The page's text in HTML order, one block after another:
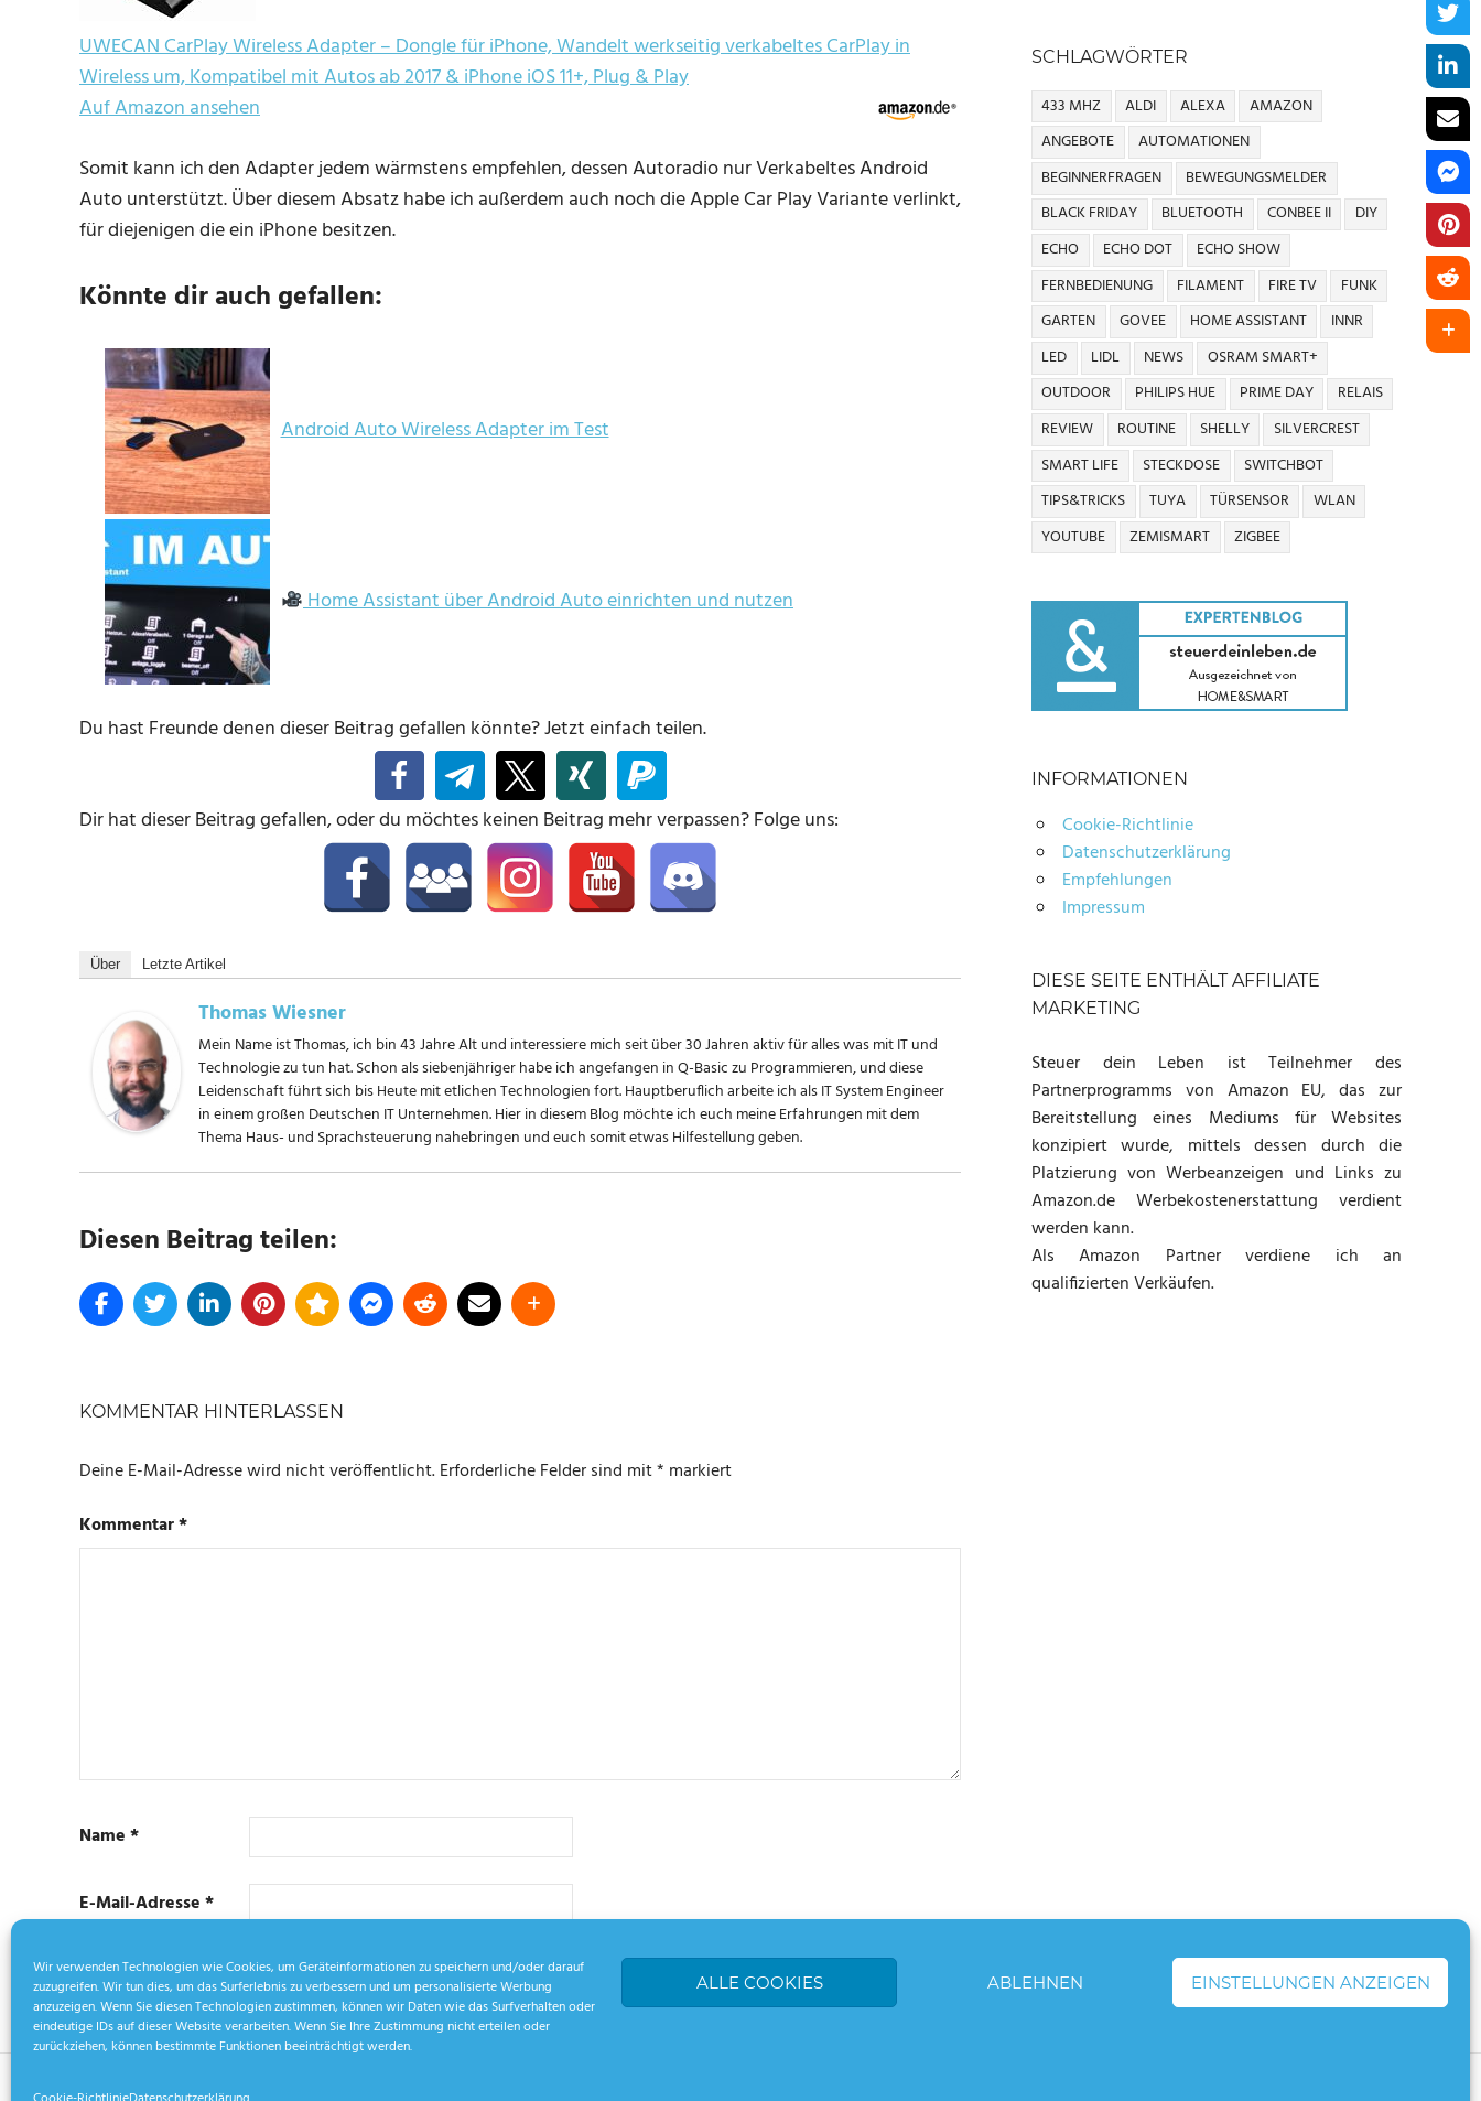
Wir verwenden Technologien wie Cookies, um Geräteinformationen zu speichern und/oder darauf
zuzugreifen. Wir tun dies, um das Surferlebnis zu verbessern und um personalisierte Werbung
anzuzeigen. Wenn Sie diesen Technologien zustimmen, können wir Daten wie das Surfverhalten oder
eindeutige IDs auf dieser Website verarbeiten. Wenn Sie Ihre Zustimmung nicht erteilen oder
zurückziehen, können bestimmte Funktionen beeinträchtigt werden.
ALLE COOKIES ABLEHNEN EINSTELLUNGEN ANZEIGEN
UWECAN CarPlay Wireless Adapter – Dongle für iPhone, Wandelt werkseitig verkabeltes CarPlay in
Wireless um, Kompatibel mit Autos ab 2017 & iPhone iOS 11+, Plug & Play
Auf Amazon ansehen
Somit kann ich den Adapter jedem wärmstens empfehlen, dessen Autoradio nur Verkabeltes Android
Auto unterstützt. Über diesem Absatz habe ich außerdem auch noch die Apple Car Play Variante verlinkt,
für diejenigen die ein iPhone besitzen.
Könnte dir auch gefallen:
Android Auto Wireless Adapter im Test
Home Assistant über Android Auto einrichten und nutzen
Du hast Freunde denen dieser Beitrag gefallen könnte? Jetzt einfach teilen.
Dir hat dieser Beitrag gefallen, oder du möchtes keinen Beitrag mehr verpassen? Folge uns:
Über Letzte Artikel
Thomas Wiesner
Mein Name ist Thomas, ich bin 43 Jahre Alt und interessiere mich seit über 30 Jahren aktiv für alles was mit IT und
Technologie zu tun hat. Schon als siebenjähriger habe ich angefangen in Q-Basic zu Programmieren, und diese
Leidenschaft führt sich bis Heute mit etlichen Technologien fort. Hauptberuflich arbeite ich als IT System Engineer
in einem großen Deutschen IT Unternehmen. Hier in diesem Blog möchte ich euch meine Erfahrungen mit dem
Thema Haus- und Sprachsteuerung nahebringen und euch somit etwas Hilfestellung geben.
Diesen Beitrag teilen:
AUTO
KOMMENTAR HINTERLASSEN
Deine E-Mail-Adresse wird nicht veröffentlicht.Erforderliche Felder sind mit* markiert
Kommentar*
Name*
E-Mail-Adresse*
SCHLAGWÖRTER
433 MHZ ALDI ALEXA
AMAZON
ANGEBOTE
AUTOMATIONEN
BEGINNERFRAGEN
BEWEGUNGSMELDER
BLACK FRIDAY
BLUETOOTH CONBEE II
DIY
ECHO
ECHO DOT
ECHO SHOW
FERNBEDIENUNG
FILAMENT FIRE TV
FUNK
GARTEN
GOVEE HOME ASSISTANT
INNR
LED
LIDL NEWS
OSRAM SMART+
OUTDOOR
PHILIPS HUE PRIME DAY
RELAIS
REVIEW
ROUTINE SHELLY
SILVERCREST
SMART LIFE
STECKDOSE
SWITCHBOT
TIPS&TRICKS
TUYA TÜRSENSOR
WLAN
YOUTUBE
ZEMISMART ZIGBEE
INFORMATIONEN
Cookie-Richtlinie
Datenschutzerklärung
Empfehlungen
Impressum
DIESE SEITE ENTHÄLT AFFILIATE
MARKETING
Steuer dein Leben ist Teilnehmer des
Partnerprogramms von Amazon EU, das zur
Bereitstellung eines Mediums für Websites
konzipiert wurde, mittels dessen durch die
Platzierung von Werbeanzeigen und Links zu
Amazon.de Werbekostenerstattung verdient
werden kann.
Als Amazon Partner verdiene ich an
qualifizierten Verkäufen.
WordPress Theme: Palm Beach by ThemeZee.